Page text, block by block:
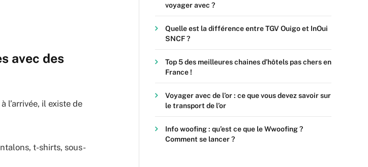
avec des
l’arrivée, il existe de
t-shirts, sous-
voyager avec ?
Quelle est la différence entre TGV Ouigo et InOui
SNCF ?
Top 5 des meilleures chaines d’hôtels pas chers en
France !
Voyager avec de l’or : ce que vous devez savoir sur
le transport de l’or
Info woofing : qu’est ce que le Wwoofing ?
Comment se lancer ?